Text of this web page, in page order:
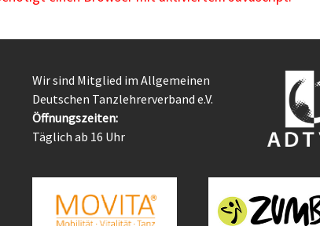
Wir sind Mitglied im Allgemeinen
Deutschen Tanzlehrerverband e.V.
Öffnungszeiten:
Täglich ab 16 Uhr